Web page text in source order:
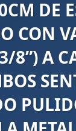
DE
CON
8”) A